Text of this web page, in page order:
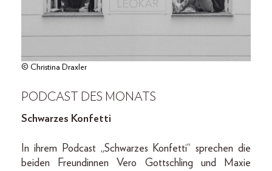
© Christina Draxler
PODCAST DES MONATS
Schwarzes Konfetti
In ihrem Podcast „Schwarzes Konfetti“ sprechen die
beiden Freundinnen Vero Gottschling und Maxie